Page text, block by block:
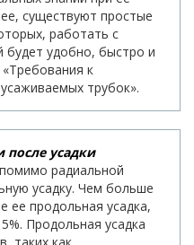
существуют простые
работать с
будет удобно, быстро и
к
трубок».
усадки
радиальной
усадку. Чем больше
ее продольная усадка,
Продольная усадка